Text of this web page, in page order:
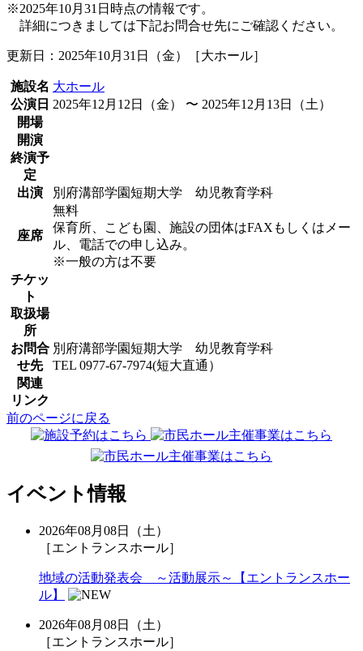
※2025年10月31日時点の情報です。
詳細につきましては下記お問合せ先にご確認ください。
更新日：2025年10月31日（金）［大ホール］
施設名 大ホール
公演日 2025年12月12日（金） 〜 2025年12月13日（土）
開場
開演
終演予
定
出演
別府溝部学園短期大学 幼児教育学科
座席
無料
保育所、こども園、施設の団体はFAXもしくはメー
ル、電話での申し込み。
※一般の方は不要
チケッ
ト
取扱場
所
お問合
せ先
別府溝部学園短期大学 幼児教育学科
TEL 0977-67-7974(短大直通）
関連
リンク
前のページに戻る
イベント情報
2026年08月08日（土）
［エントランスホール］
地域の活動発表会 ～活動展示～【エントランスホー
ル】
2026年08月08日（土）
［エントランスホール］